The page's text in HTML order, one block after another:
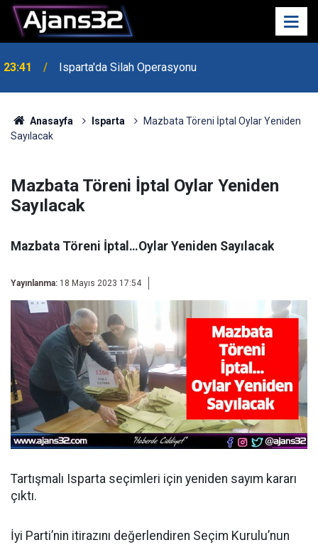
23:41
Isparta'da Silah Operasyonu
Anasayfa Isparta
Mazbata Töreni İptal Oylar Yeniden
Sayılacak
Mazbata Töreni İptal Oylar Yeniden
Sayılacak
Mazbata Töreni İptal…Oylar Yeniden Sayılacak
Yayınlanma: 18 Mayıs 2023 17:54
Tartışmalı Isparta seçimleri için yeniden sayım kararı
çıktı.
İyi Parti’nin itirazını değerlendiren Seçim Kurulu’nun